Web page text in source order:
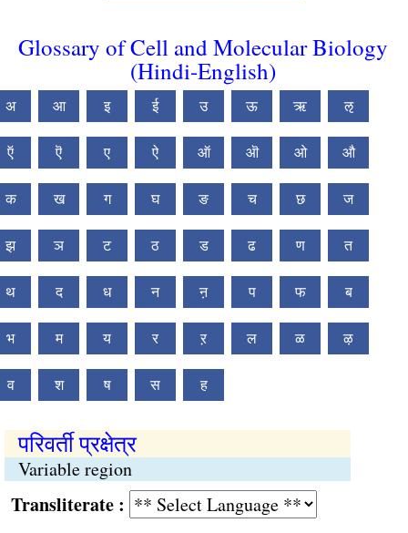
Glossary of Cell and Molecular Biology
(Hindi-English)
अ आ इ ई उ ऊ ऋ ऌ
ऍ ऎ ए ऐ ऑ ऒ ओ औ
क ख ग घ ङ च छ ज
झ ञ ट ठ ड ढ ण त
थ द ध न ऩ प फ ब
भ म य र ऱ ल ळ ऴ
व श ष स ह
परिवर्ती प्रक्षेत्र
Variable region
: